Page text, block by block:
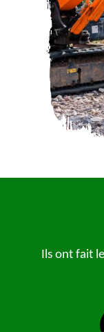
Ils ont fait